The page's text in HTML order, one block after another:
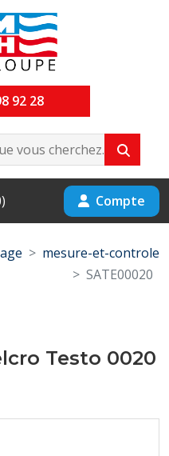
92 28
) Compte
mesure-et-controle
SATE00020
Testo 0020